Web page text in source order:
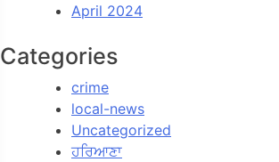
April 2024
Categories
crime
local-news
Uncategorized
ਹਰਿਆਣਾ